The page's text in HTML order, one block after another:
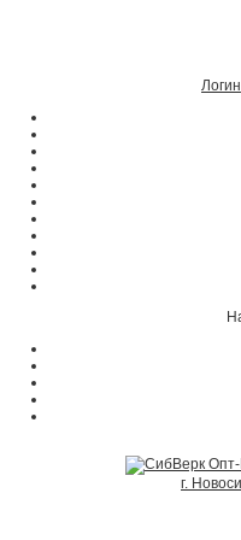
Логин
г.